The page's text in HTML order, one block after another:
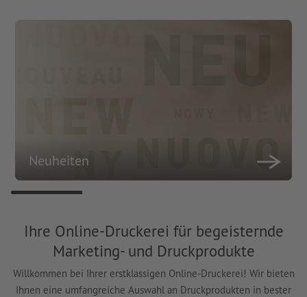
Ihre Online-Druckerei für begeisternde
Marketing- und Druckprodukte
Willkommen bei Ihrer erstklassigen Online-Druckerei! Wir bieten
Ihnen eine umfangreiche Auswahl an Druckprodukten in bester
Neuheiten